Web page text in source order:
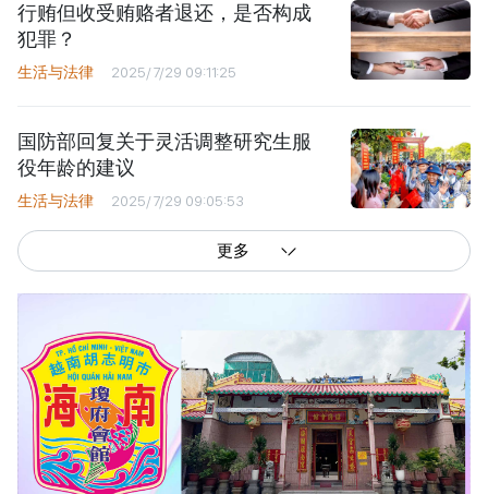
行贿但收受贿赂者退还，是否构成
犯罪？
生活与法律 2025/7/29 09:11:25
国防部回复关于灵活调整研究生服
役年龄的建议
生活与法律 2025/7/29 09:05:53
更多
西贡解放报网版权所有